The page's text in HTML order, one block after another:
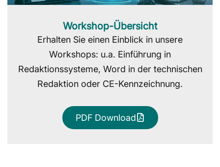
Workshop-Übersicht
Erhalten Sie einen Einblick in unsere
Workshops: u.a. Einführung in
Redaktionssysteme, Word in der technischen
Redaktion oder CE-Kennzeichnung.
PDF Download